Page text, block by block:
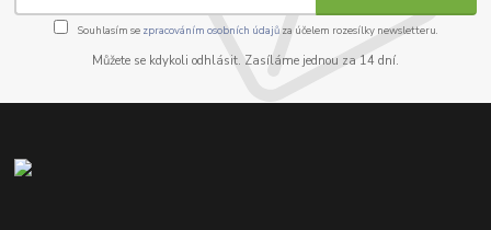
Souhlasím se zpracováním osobních údajůza účelem rozesílky newsletteru.
Můžete se kdykoli odhlásit. Zasíláme jednou za 14 dní.